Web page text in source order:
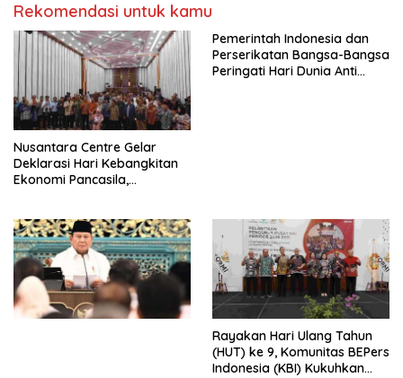
Rekomendasi untuk kamu
Nusantara Centre Gelar
Deklarasi Hari Kebangkitan
Ekonomi Pancasila,
Penjajahan (Pergolakan
Ekonomi Politik Indonesia) &
Simposium Nasional “Urgensi
Undang-Undang
Perekonomian Nasional dan
Kesejahteraan Sosial dalam
Pemerintah Indonesia dan
Perserikatan Bangsa-Bangsa
Peringati Hari Dunia Anti
Rayakan Hari Ulang Tahun
(HUT) ke 9, Komunitas BEPers
Indonesia (KBI) Kukuhkan